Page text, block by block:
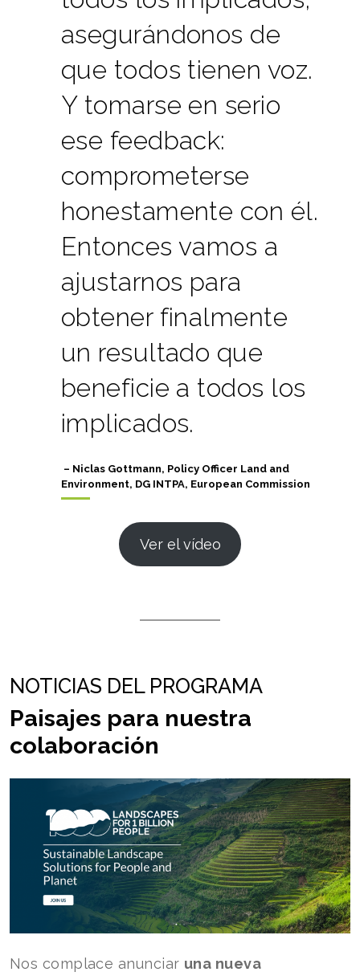
asegurándonos de
que todos tienen voz.
Y tomarse en serio
ese feedback:
comprometerse
honestamente con él.
Entonces vamos a
ajustarnos para
obtener finalmente
un resultado que
beneficie a todos los
implicados.
– Niclas Gottmann, Policy Officer Land and
Environment, DG INTPA, European Commission
Ver el vídeo
NOTICIAS DEL PROGRAMA
Paisajes para nuestra
colaboración
Nos complace anunciar una nueva